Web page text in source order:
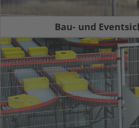
Bau- und